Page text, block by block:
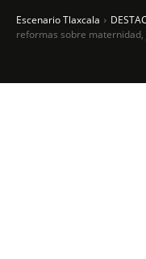
Escenario Tlaxcala
reformas sobre maternidad,